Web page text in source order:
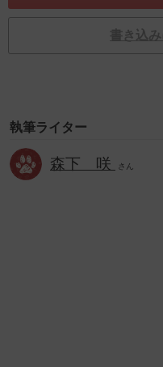
書き込
執筆ライター
森下 咲 さん